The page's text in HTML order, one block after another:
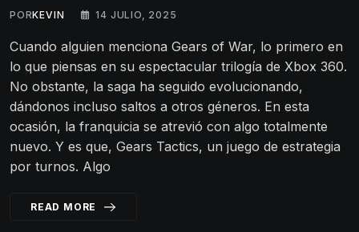
PORKEVIN 14 JULIO, 2025
Cuando alguien menciona Gears of War, lo primero en
lo que piensas en su espectacular trilogía de Xbox 360.
No obstante, la saga ha seguido evolucionando,
dándonos incluso saltos a otros géneros. En esta
ocasión, la franquicia se atrevió con algo totalmente
nuevo. Y es que, Gears Tactics, un juego de estrategia
por turnos. Algo
READ MORE